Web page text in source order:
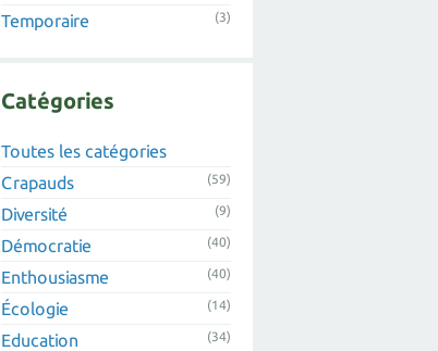
Temporaire (3)
Catégories
Toutes les catégories
Crapauds
(59)
Diversité (9)
Démocratie (40)
Enthousiasme (40)
Écologie (14)
Education (34)